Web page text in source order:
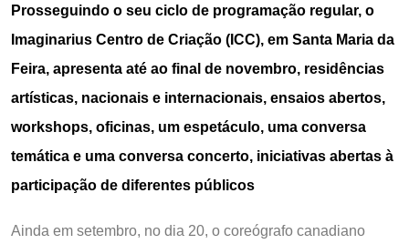
Prosseguindo o seu ciclo de programação regular, o
Imaginarius Centro de Criação (ICC), em Santa Maria da
Feira, apresenta até ao final de novembro, residências
artísticas, nacionais e internacionais, ensaios abertos,
workshops, oficinas, um espetáculo, uma conversa
temática e uma conversa concerto, iniciativas abertas à
participação de diferentes públicos
Ainda em setembro, no dia 20, o coreógrafo canadiano